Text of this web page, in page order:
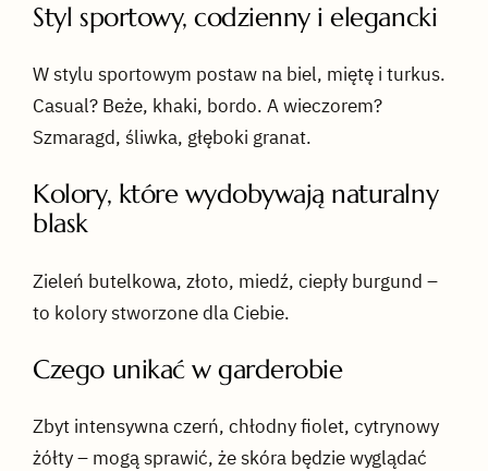
Styl sportowy, codzienny i elegancki
W stylu sportowym postaw na biel, miętę i turkus.
Casual? Beże, khaki, bordo. A wieczorem?
Szmaragd, śliwka, głęboki granat.
Kolory, które wydobywają naturalny
blask
Zieleń butelkowa, złoto, miedź, ciepły burgund –
to kolory stworzone dla Ciebie.
Czego unikać w garderobie
Zbyt intensywna czerń, chłodny fiolet, cytrynowy
żółty – mogą sprawić, że skóra będzie wyglądać